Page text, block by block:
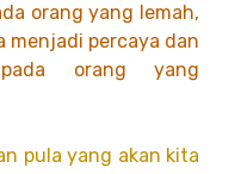
orang yang lemah,
menjadi percaya dan
pada orang yang
pula yang akan kita